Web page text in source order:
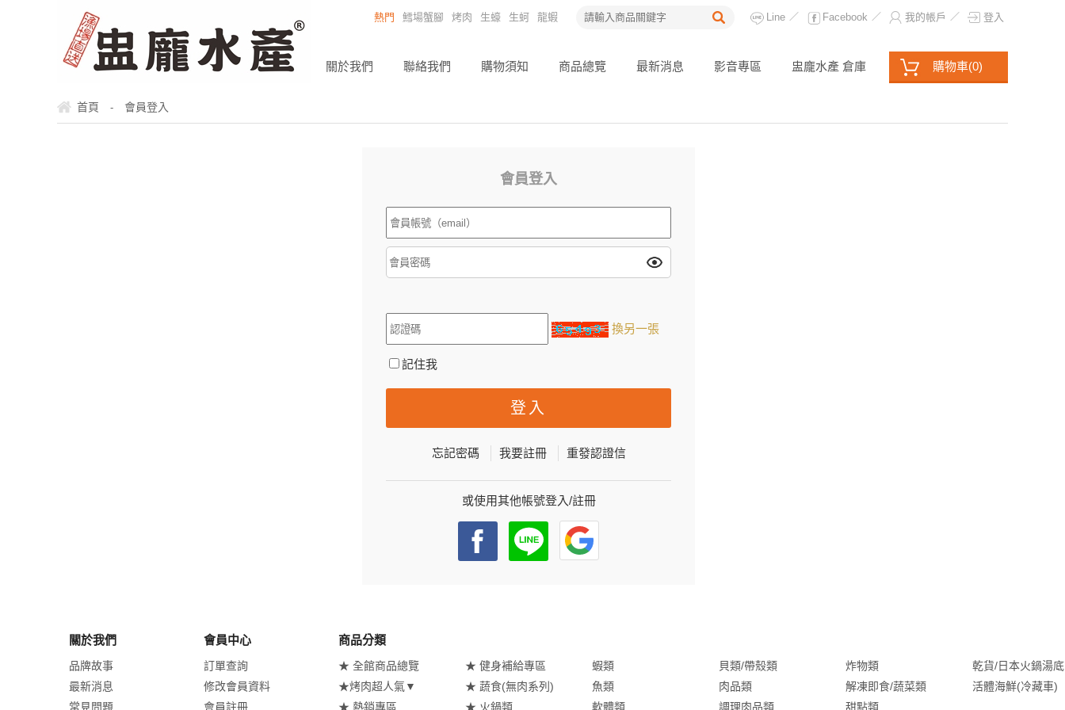
Line ／ Facebook ／ 我的帳戶 ／ 登入
熱門 鱈場蟹腳 烤肉 生蠔 生蚵
龍蝦
排翅 烏魚子 活體 伊比利豬
鮑
關於我們 聯絡我們 購物須知 商品總覽 最新消息 影音專區 盅龐水產 倉庫 購物車(0)
首頁 - 會員登入
會員登入
換另一張
記住我
忘記密碼 我要註冊 重發認證信
或使用其他帳號登入/註冊
關於我們
品牌故事
最新消息
常見問題
會員中心
訂單查詢
修改會員資料
會員註冊
商品分類
★ 全館商品總覽
★烤肉超人氣▼
★ 熱銷專區
★ 健身補給專區
★ 蔬食(無肉系列)
★ 火鍋類
蝦類
魚類
軟體類
貝類/帶殼類
肉品類
調理肉品類
炸物類
解凍即食/蔬菜類
甜點類
乾貨/日本火鍋湯底
活體海鮮(冷藏車)